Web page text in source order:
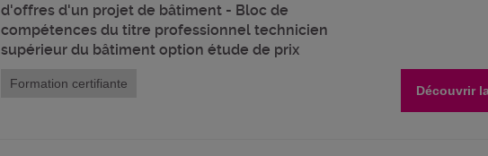
d'offres d'un projet de bâtiment - Bloc de
compétences du titre professionnel technicien
supérieur du bâtiment option étude de prix
Formation certifiante Découvrir